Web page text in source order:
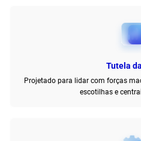
Tutela
Projetado para lidar com forças
escotilhas e